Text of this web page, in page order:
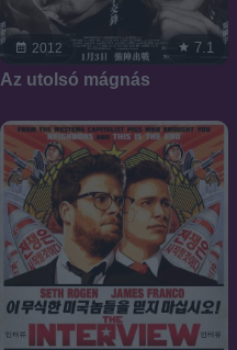
2012 7.1
Az utolsó mágnás